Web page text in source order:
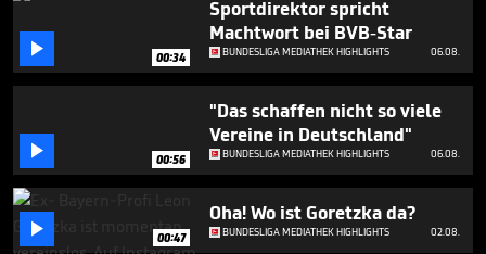
minute,
seconds
 00:34
Sportdirektor spricht
Machtwort bei BVB-Star
BUNDESLIGA MEDIATHEK HIGHLIGHTS 06.08.
 00:56
"Das schaffen nicht so viele
Vereine in Deutschland"
BUNDESLIGA MEDIATHEK HIGHLIGHTS 06.08.
 00:47
Oha! Wo ist Goretzka da?
BUNDESLIGA MEDIATHEK HIGHLIGHTS 02.08.